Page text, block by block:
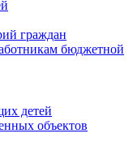
граждан
бюджетной
детей
объектов